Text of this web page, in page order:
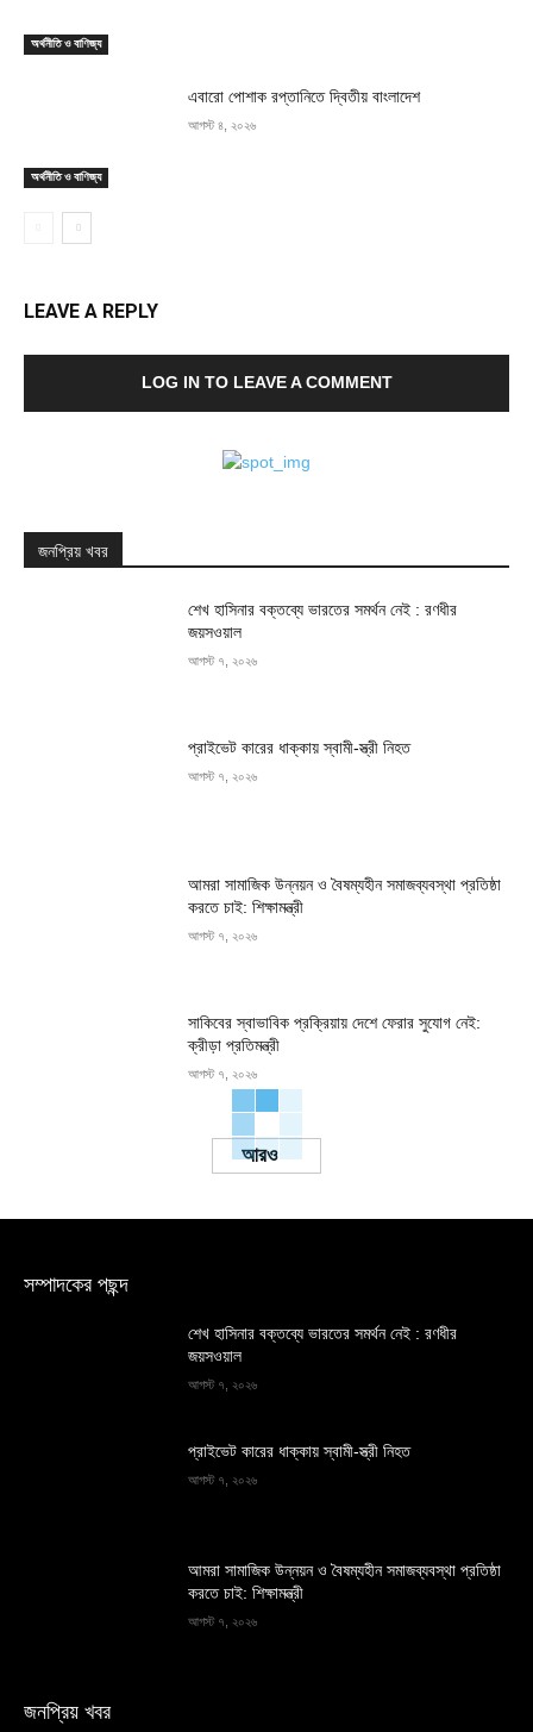
অর্থনীতি ও বাণিজ্য
অর্থনীতি ও বাণিজ্য
এবারো পোশাক রপ্তানিতে দ্বিতীয় বাংলাদেশ
আগস্ট ৪, ২০২৬
LEAVE A REPLY
LOG IN TO LEAVE A COMMENT
জনপ্রিয় খবর
শেখ হাসিনার বক্তব্যে ভারতের সমর্থন নেই : রণধীর
জয়সওয়াল
আগস্ট ৭, ২০২৬
প্রাইভেট কারের ধাক্কায় স্বামী-স্ত্রী নিহত
আগস্ট ৭, ২০২৬
আমরা সামাজিক উন্নয়ন ও বৈষম্যহীন সমাজব্যবস্থা প্রতিষ্ঠা
করতে চাই: শিক্ষামন্ত্রী
আগস্ট ৭, ২০২৬
সাকিবের স্বাভাবিক প্রক্রিয়ায় দেশে ফেরার সুযোগ নেই:
ক্রীড়া প্রতিমন্ত্রী
আগস্ট ৭, ২০২৬
Load more
সম্পাদকের পছন্দ
শেখ হাসিনার বক্তব্যে ভারতের সমর্থন নেই : রণধীর
জয়সওয়াল
আগস্ট ৭, ২০২৬
প্রাইভেট কারের ধাক্কায় স্বামী-স্ত্রী নিহত
আগস্ট ৭, ২০২৬
আমরা সামাজিক উন্নয়ন ও বৈষম্যহীন সমাজব্যবস্থা প্রতিষ্ঠা
করতে চাই: শিক্ষামন্ত্রী
আগস্ট ৭, ২০২৬
জনপ্রিয় খবর